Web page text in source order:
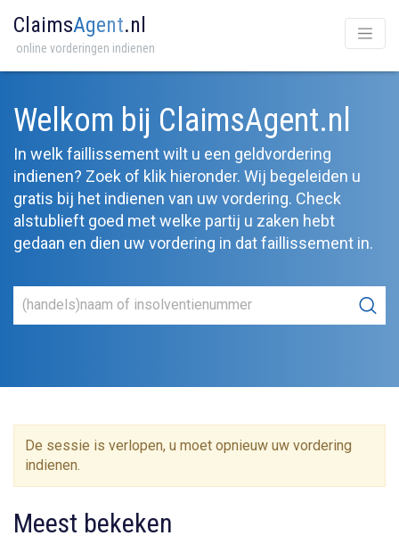
ClaimsAgent.nl
online vorderingen indienen
Welkom bij ClaimsAgent.nl
In welk faillissement wilt u een geldvordering
indienen? Zoek of klik hieronder. Wij begeleiden u
gratis bij het indienen van uw vordering. Check
alstublieft goed met welke partij u zaken hebt
gedaan en dien uw vordering in dat faillissement in.
De sessie is verlopen, u moet opnieuw uw vordering
indienen.
Meest bekeken